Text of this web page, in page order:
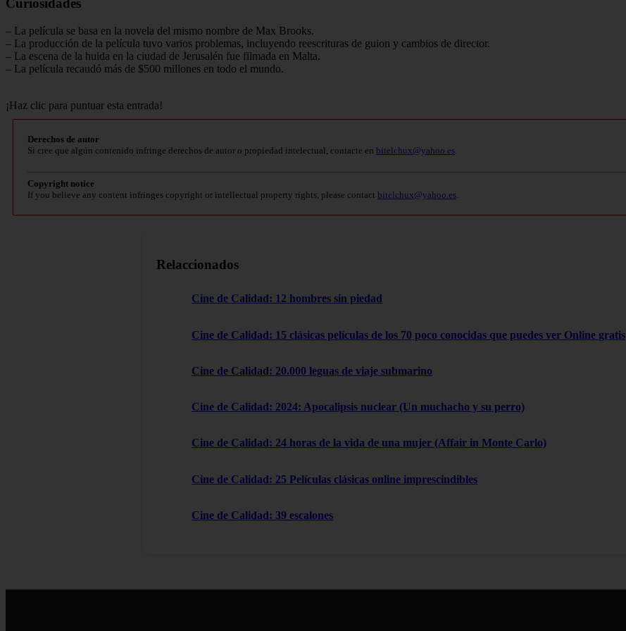
Curiosidades
– La película se basa en la novela del mismo nombre de Max Brooks.
– La producción de la película tuvo varios problemas, incluyendo reescrituras de guion y cambios de director.
– La escena de la huida en la ciudad de Jerusalén fue filmada en Malta.
– La película recaudó más de $500 millones en todo el mundo.
¡Haz clic para puntuar esta entrada!
Derechos de autor
Si cree que algún contenido infringe derechos de autor o propiedad intelectual, contacte en bitelchux@yahoo.es
Copyright notice
If you believe any content infringes copyright or intellectual property rights, please contact bitelchux@yahoo.es
Relaccionados
Cine de Calidad: 12 hombres sin piedad
Cine de Calidad: 15 clásicas películas de los 70 poco conocidas que puedes ver Online gratis
Cine de Calidad: 20.000 leguas de viaje submarino
Cine de Calidad: 2024: Apocalipsis nuclear (Un muchacho y su perro)
Cine de Calidad: 24 horas de la vida de una mujer (Affair in Monte Carlo)
Cine de Calidad: 25 Películas clásicas online imprescindibles
Cine de Calidad: 39 escalones